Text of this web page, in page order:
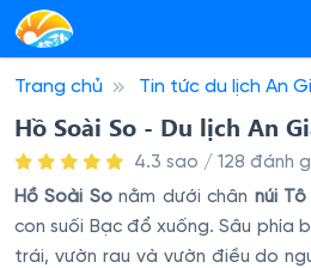
Trang chủ Tin tức du lịch An
Giang
Hồ Soài So - Du lịch An
Hồ Soài So - Du lịch An
4.3 sao / 128 đánh
Hồ Soài Sonằm dưới chân núi
con suối Bạc đổ xuống. Sâu phía
trái, vườn rau và vườn điều do